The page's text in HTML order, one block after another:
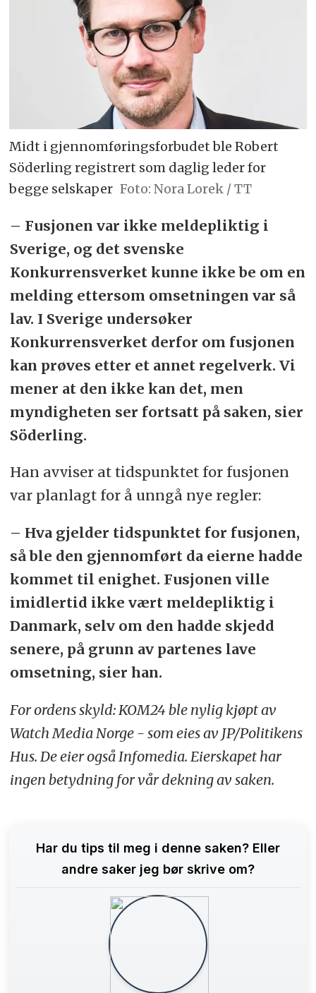
Midt i gjennomføringsforbudet ble Robert
Söderling registrert som daglig leder for
begge selskaper Foto: Nora Lorek / TT
– Fusjonen var ikke meldepliktig i
Sverige, og det svenske
Konkurrensverket kunne ikke be om en
melding ettersom omsetningen var så
lav. I Sverige undersøker
Konkurrensverket derfor om fusjonen
kan prøves etter et annet regelverk. Vi
mener at den ikke kan det, men
myndigheten ser fortsatt på saken, sier
Söderling.
Han avviser at tidspunktet for fusjonen
var planlagt for å unngå nye regler:
– Hva gjelder tidspunktet for fusjonen,
så ble den gjennomført da eierne hadde
kommet til enighet. Fusjonen ville
imidlertid ikke vært meldepliktig i
Danmark, selv om den hadde skjedd
senere, på grunn av partenes lave
omsetning, sier han.
For ordens skyld: KOM24 ble nylig kjøpt av
Watch Media Norge - som eies av JP/Politikens
Hus. De eier også Infomedia. Eierskapet har
ingen betydning for vår dekning av saken.
Har du tips til meg i denne saken? Eller
andre saker jeg bør skrive om?